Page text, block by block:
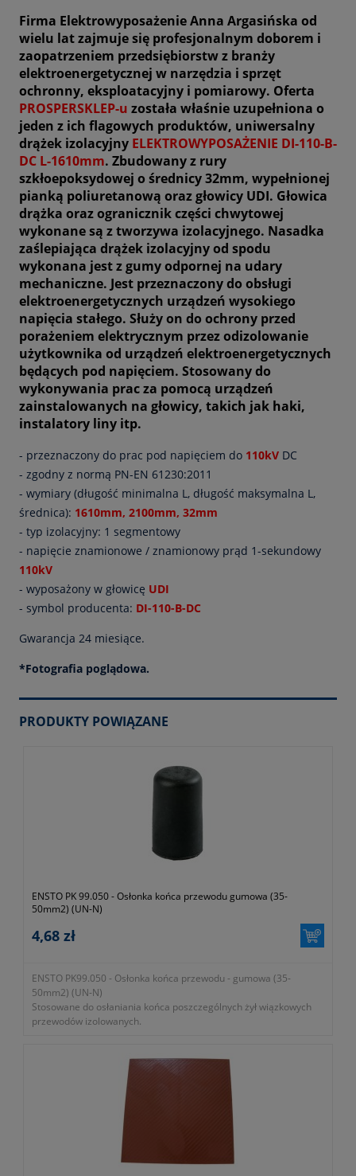
Firma Elektrowyposażenie Anna Argasińska od
wielu lat zajmuje się profesjonalnym doborem i
zaopatrzeniem przedsiębiorstw z branży
elektroenergetycznej w narzędzia i sprzęt
ochronny, eksploatacyjny i pomiarowy. Oferta
PROSPERSKLEP-u została właśnie uzupełniona o
jeden z ich flagowych produktów, uniwersalny
drążek izolacyjny ELEKTROWYPOSAŻENIE DI-110-B-
DC L-1610mm. Zbudowany z rury
szkłoepoksydowej o średnicy 32mm, wypełnionej
pianką poliuretanową oraz głowicy UDI. Głowica
drążka oraz ogranicznik części chwytowej
wykonane są z tworzywa izolacyjnego. Nasadka
zaślepiająca drążek izolacyjny od spodu
wykonana jest z gumy odpornej na udary
mechaniczne. Jest przeznaczony do obsługi
elektroenergetycznych urządzeń wysokiego
napięcia stałego. Służy on do ochrony przed
porażeniem elektrycznym przez odizolowanie
użytkownika od urządzeń elektroenergetycznych
będących pod napięciem. Stosowany do
wykonywania prac za pomocą urządzeń
zainstalowanych na głowicy, takich jak haki,
instalatory liny itp.
- przeznaczony do prac pod napięciem do 110kV DC
- zgodny z normą PN-EN 61230:2011
- wymiary (długość minimalna L, długość maksymalna L,
średnica): 1610mm, 2100mm, 32mm
- typ izolacyjny: 1 segmentowy
- napięcie znamionowe / znamionowy prąd 1-sekundowy
110kV
- wyposażony w głowicę UDI
- symbol producenta: DI-110-B-DC
Gwarancja 24 miesiące.
*Fotografia poglądowa.
PRODUKTY POWIĄZANE
ENSTO PK 99.050 - Osłonka końca przewodu gumowa (35-
50mm2) (UN-N)
4,68 zł
ENSTO PK99.050 - Osłonka końca przewodu - gumowa (35-
50mm2) (UN-N)
Stosowane do osłaniania końca poszczególnych żył wiązkowych
przewodów izolowanych.